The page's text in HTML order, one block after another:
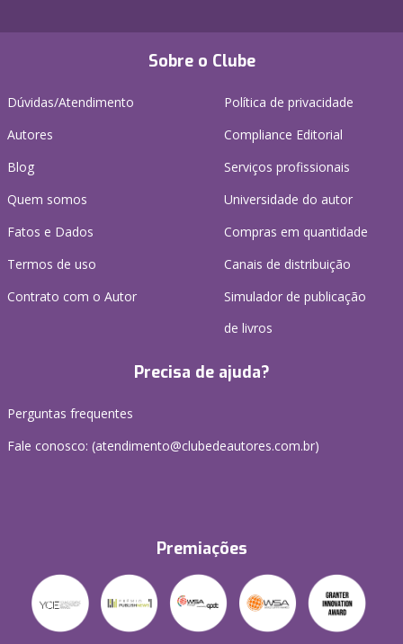
Sobre o Clube
Dúvidas/Atendimento
Autores
Blog
Quem somos
Fatos e Dados
Termos de uso
Contrato com o Autor
Política de privacidade
Compliance Editorial
Serviços profissionais
Universidade do autor
Compras em quantidade
Canais de distribuição
Simulador de publicação
de livros
Precisa de ajuda?
Perguntas frequentes
Fale conosco: (atendimento@clubedeautores.com.br)
Premiações